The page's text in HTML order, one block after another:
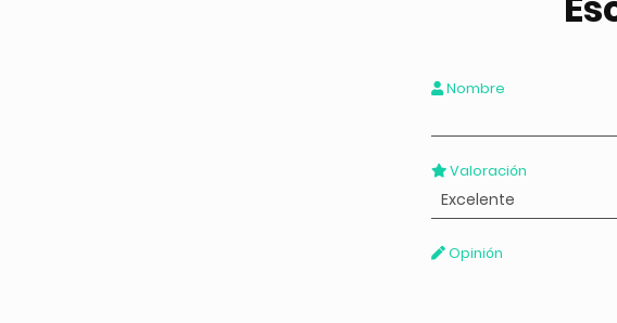
Nombre
Valoración
Opinión